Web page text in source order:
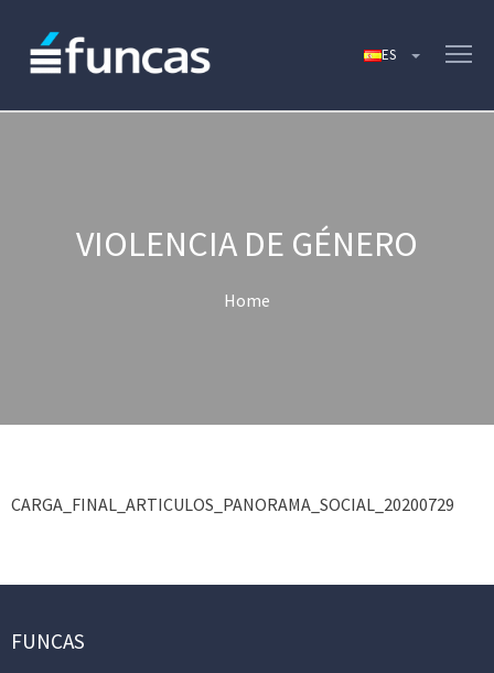
VIOLENCIA DE GÉNERO
Home
CARGA_FINAL_ARTICULOS_PANORAMA_SOCIAL_20200729
FUNCAS